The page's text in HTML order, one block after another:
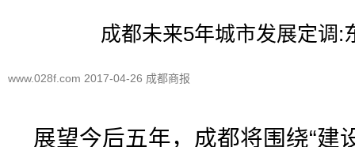
成都未来5年城市发展定调:
www.028f.com 2017-04-26 成都商报
展望今后五年，成都将围绕“建